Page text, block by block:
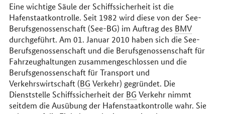
Eine wichtige Säule der Schiffssicherheit ist die
Hafenstaatkontrolle. Seit 1982 wird diese von der See-
Berufsgenossenschaft (See-BG) im Auftrag des BMV
durchgeführt. Am 01. Januar 2010 haben sich die See-
Berufsgenossenschaft und die Berufsgenossenschaft für
Fahrzeughaltungen zusammengeschlossen und die
Berufsgenossenschaft für Transport und
Verkehrswirtschaft (BG Verkehr) gegründet. Die
Dienststelle Schiffssicherheit der BG Verkehr nimmt
seitdem die Ausübung der Hafenstaatkontrolle wahr. Sie